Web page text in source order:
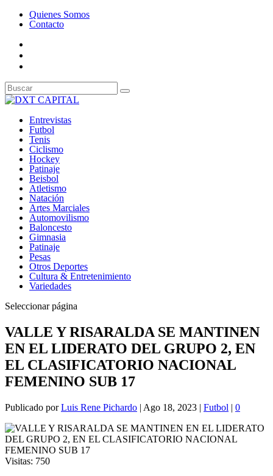
Quienes Somos
Contacto
Entrevistas
Futbol
Tenis
Ciclismo
Hockey
Patinaje
Beisbol
Atletismo
Natación
Artes Marciales
Automovilismo
Baloncesto
Gimnasia
Patinaje
Pesas
Otros Deportes
Cultura & Entretenimiento
Variedades
Seleccionar página
VALLE Y RISARALDA SE MANTINEN
EN EL LIDERATO DEL GRUPO 2, EN
EL CLASIFICATORIO NACIONAL
FEMENINO SUB 17
Publicado porLuis Rene Pichardo | Ago 18, 2023 | Futbol | 0
Visitas: 750